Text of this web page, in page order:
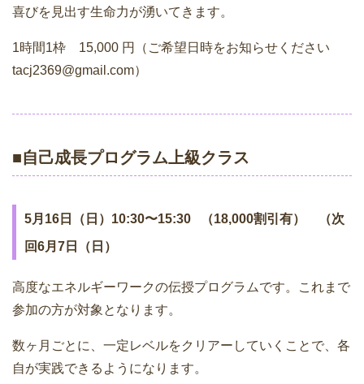
喜びを見出す生命力が湧いてきます。
1時間1枠 15,000 円（ご希望日時をお知らせください
tacj2369@gmail.com）
■自己成長プログラム上級クラス
5月16日（日）10:30〜15:30 （18,000割引有） （次
回6月7日（日）
高度なエネルギーワークの伝授プログラムです。これまで
参加の方が対象となります。
数ヶ月ごとに、一定レベルをクリアーしていくことで、各
自が実践できるようになります。